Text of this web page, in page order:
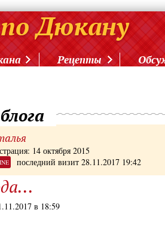
Рецепты
14 октября 2015
последний визит 28.11.2017 19:42
в 18:59